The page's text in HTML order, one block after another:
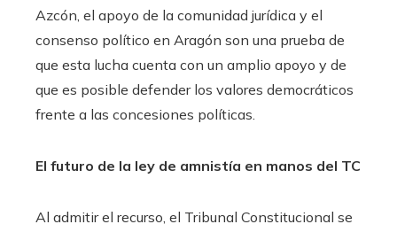
Azcón, el apoyo de la comunidad jurídica y el
consenso político en Aragón son una prueba de
que esta lucha cuenta con un amplio apoyo y de
que es posible defender los valores democráticos
frente a las concesiones políticas.
El futuro de la ley de amnistía en manos del TC
Al admitir el recurso, el Tribunal Constitucional se